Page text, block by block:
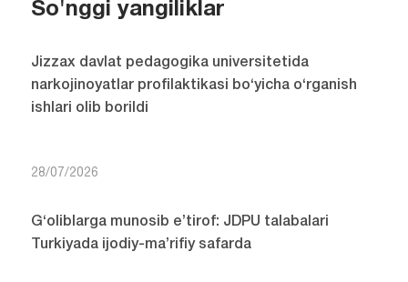
So'nggi yangiliklar
Jizzax davlat pedagogika universitetida
narkojinoyatlar profilaktikasi bo‘yicha o‘rganish
ishlari olib borildi
28/07/2026
G‘oliblarga munosib e’tirof: JDPU talabalari
Turkiyada ijodiy-ma’rifiy safarda